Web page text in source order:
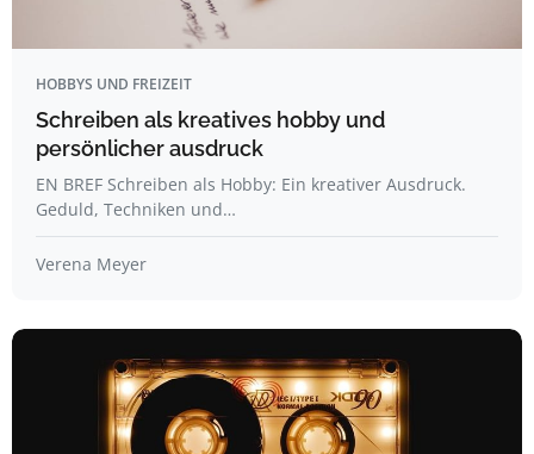
HOBBYS UND FREIZEIT
Schreiben als kreatives hobby und
persönlicher ausdruck
EN BREF Schreiben als Hobby: Ein kreativer Ausdruck.
Geduld, Techniken und…
Verena Meyer